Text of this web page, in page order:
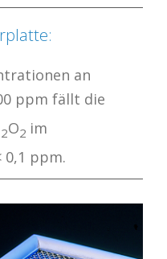
an
ppm fällt die
2O2 im
ppm.